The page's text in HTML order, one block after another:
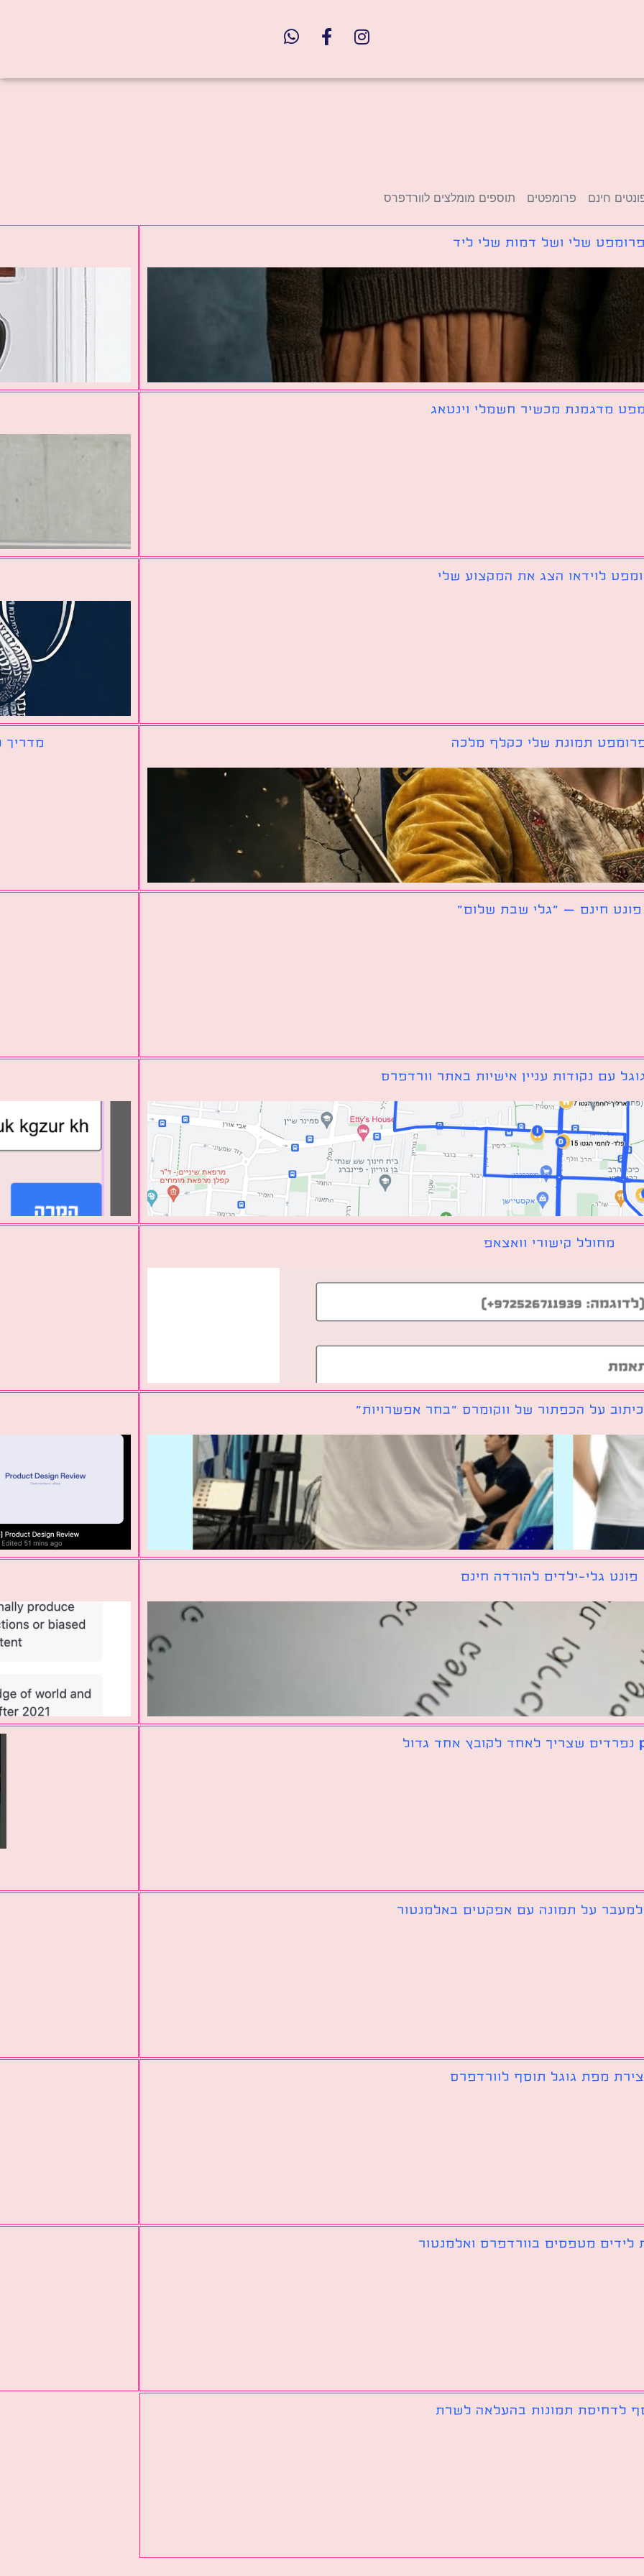
חינם פרומפטים תוספים מומלצים לוורדפרס
שלי ושל דמות שלי ליד
מדגמנת מכשיר חשמלי וינטאג
לוידאו הצג את המקצוע שלי
תמונת שלי כקלף מלכה מדריך
פונט חינם – ״גלי שבת שלום״
עם נקודות עניין אישיות באתר וורדפרס
מחולל קישורי וואצאפ
על הכפתור של ווקומרס ״בחר אפשרויות״
פונט גלי-ילדים להורדה חינם
למעבר על תמונה עם אפקטים באלמנטור
מפת גוגל תוסף לוורדפרס
לידים מטפסים בוורדפרס ואלמנטור
לדחיסת תמונות בהעלאה לשרת